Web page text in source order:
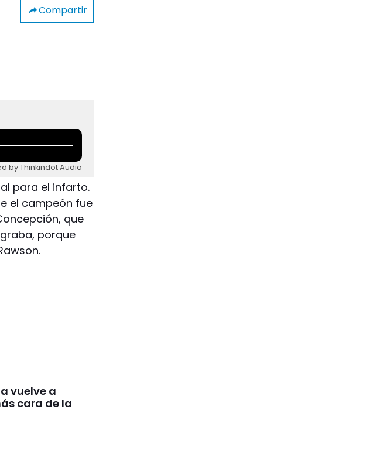
Compartir
by Thinkindot Audio
para el infarto.
el campeón fue
que
porque
vuelve a
cara de la